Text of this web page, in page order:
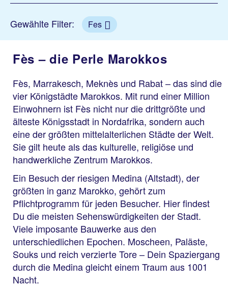
Gewählte Filter: Fes
Fès – die Perle Marokkos
Fès, Marrakesch, Meknès und Rabat – das sind die
vier Königstädte Marokkos. Mit rund einer Million
Einwohnern ist Fès nicht nur die drittgrößte und
älteste Königsstadt in Nordafrika, sondern auch
eine der größten mittelalterlichen Städte der Welt.
Sie gilt heute als das kulturelle, religiöse und
handwerkliche Zentrum Marokkos.
Ein Besuch der riesigen Medina (Altstadt), der
größten in ganz Marokko, gehört zum
Pflichtprogramm für jeden Besucher. Hier findest
Du die meisten Sehenswürdigkeiten der Stadt.
Viele imposante Bauwerke aus den
unterschiedlichen Epochen. Moscheen, Paläste,
Souks und reich verzierte Tore – Dein Spaziergang
durch die Medina gleicht einem Traum aus 1001
Nacht.